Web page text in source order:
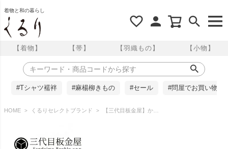
着物と和の暮らし
【着物】 【帯】 【羽織もの】 【小物】
#Tシャツ襦袢 #麻楊柳きもの #セール #問屋でお買い物
HOME くるりセレクトブランド 【三代目板金屋】かんざし/花と四季 月下美人